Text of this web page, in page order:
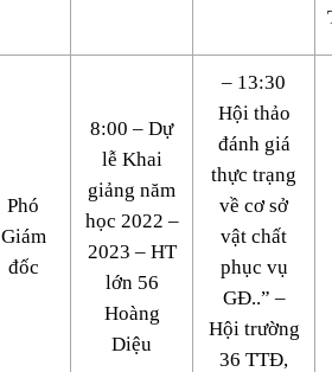
Phó
Giám
đốc
8:00 – Dự
lễ Khai
giảng năm
học 2022 –
2023 – HT
lớn 56
Hoàng
Diệu
– 13:30
Hội thảo
đánh giá
thực trạng
về cơ sở
vật chất
phục vụ
GĐ..” –
Hội trường
36 TTĐ,